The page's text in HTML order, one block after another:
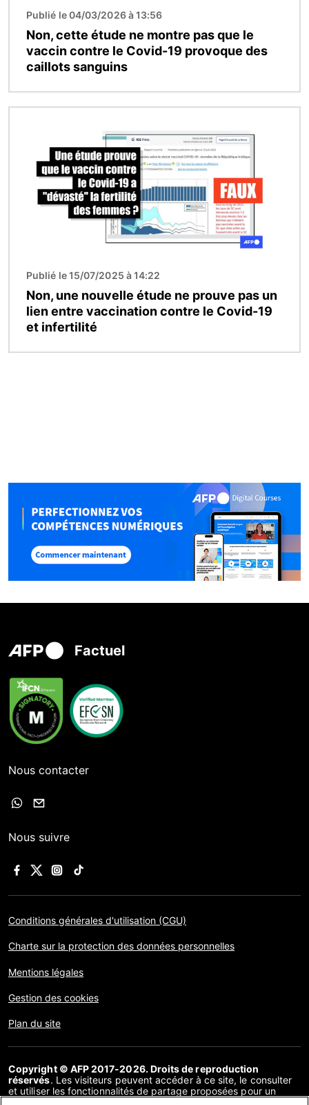
Publié le 04/03/2026 à 13:56
Non, cette étude ne montre pas que le
vaccin contre le Covid-19 provoque des
caillots sanguins
Publié le 15/07/2025 à 14:22
Non, une nouvelle étude ne prouve pas un
lien entre vaccination contre le Covid-19
et infertilité
Factuel
Nous contacter
Nous suivre
Conditions générales d'utilisation (CGU)
Charte sur la protection des données personnelles
Mentions légales
Gestion des cookies
Plan du site
Copyright © AFP 2017-2026. Droits de reproduction
réservés. Les visiteurs peuvent accéder à ce site, le consulter
et utiliser les fonctionnalités de partage proposées pour un